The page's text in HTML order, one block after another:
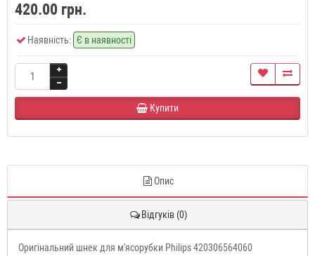
420.00 грн.
Наявність: Є в наявності
Купити
Опис
Відгуків (0)
Оригінальний шнек для м'ясорубки Philips 420306564060